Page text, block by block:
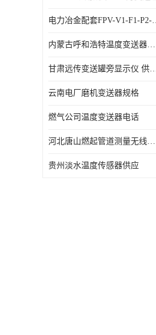
电力冶金配套
内蒙古呼和浩特温度变送器配套罐旁显示仪供应 性能稳定
甘肃远传变送罐旁显示
云南电厂磨机变送器规格
燃气公司温度变送器电话
河北唐山燃起管道测量无线压力变送器型号 性能稳定
贵州淡水温度传感器供应